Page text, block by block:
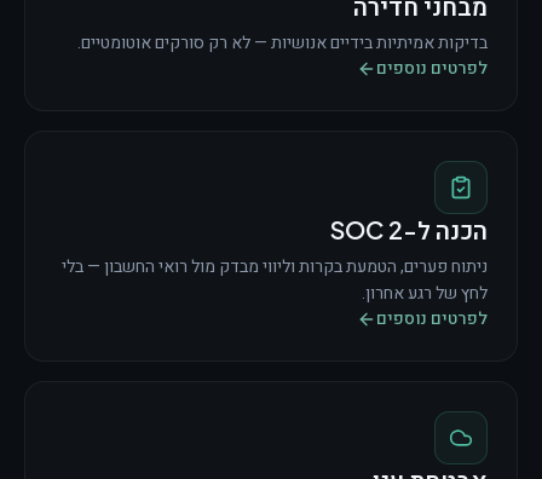
בדיקות אמיתיות בידיים אנושיות — לא רק סורקים אוטומטיים.
לפרטים נוספים
הכנה ל-SOC 2
ניתוח פערים, הטמעת בקרות וליווי מבדק מול רואי החשבון — בלי
לחץ של רגע אחרון.
לפרטים נוספים